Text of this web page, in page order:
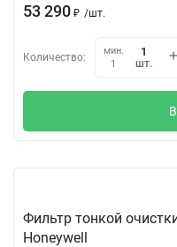
53 290 ₽ /шт.
Количество:
мин.
1
шт.
Фильтр тонкой
Honeywell